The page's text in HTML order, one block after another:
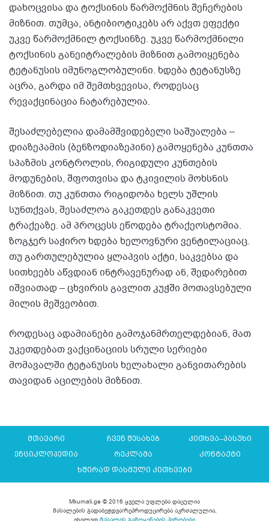
დახოცვისა და ტოქსინის წარმოქმნის შეჩერების
მიზნით. თუმცა, ანტიბიოტიკებს არ აქვთ ეფექტი
უკვე წარმოქმნილ ტოქსინზე. უკვე წარმოქმნილი
ტოქსინის განეიტრალების მიზნით გამოიყენება
ტეტანუსის იმუნოგლობულინი. ხდება ტეტანუსზე
აცრა, გარდა იმ შემთხვევისა, როდესაც
რევაქცინაცია ჩატარებულია.
შესაძლებელია დამამშვიდებელი საშუალება –
დიაზეპამის (ბენზოდიაზეპინი) გამოყენება კუნთთა
სპაზმის კონტროლის, რიგიდული კუნთების
მოდუნების, შფოთვისა და ტკივილის მოხსნის
მიზნით. თუ კუნთთა რიგიდობა ხელს უშლის
სუნთქვას, შესაძლოა გაკეთდეს განაკვეთი
ტრაქეაზე. ამ პროცესს ეწოდება ტრაქეოსტომია.
ზოგჯერ საჭირო ხდება ხელოვნური ვენტილაციაც.
თუ გართულებულია ყლაპვის აქტი, საკვებსა და
სითხეებს აწვდიან ინტრავენურად ან, შედარებით
იშვიათად – ცხვირის გავლით კუჭში მოთავსებული
მილის მეშვეობით.
როდესაც ადამიანები გამოჯანმრთელდებიან, მათ
უკეთდებათ ვაქცინაციის სრული სერიები
მომავალში ტეტანუსის ხელახალი განვითარების
თავიდან აცილების მიზნით.
მთავარი ჩვენ შესახებ
კითხვა–პასუხი
ენციკლოპედია
რეკლამა
კონტაქტი
ხშირად დასმული კითხვები
Mkurnali.ge © 2016 ყველა უფლება დაცულია
მასალების გადაბეჭდვა/რეპროდუცირება აკრძალულია,
იხილეთ მასალის გამოყენების პირობები